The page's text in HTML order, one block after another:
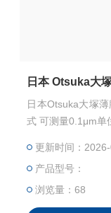
日本 Otsuka大
日本Otsuka大塚
式 可测量0.1μm单
更新时间：
产品型号：
浏览量：68